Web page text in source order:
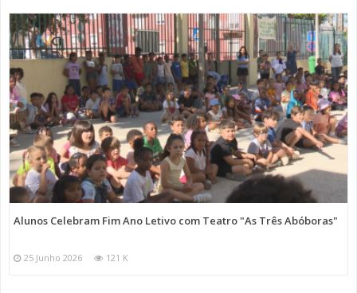
Alunos Celebram Fim Ano Letivo com Teatro "As Três Abóboras"
25 Junho 2026 121 K